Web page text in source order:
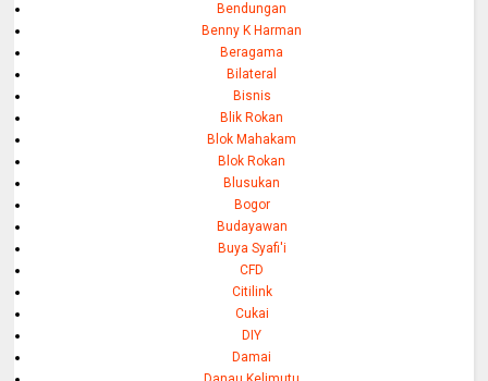
Bendungan
Benny K Harman
Beragama
Bilateral
Bisnis
Blik Rokan
Blok Mahakam
Blok Rokan
Blusukan
Bogor
Budayawan
Buya Syafi'i
CFD
Citilink
Cukai
DIY
Damai